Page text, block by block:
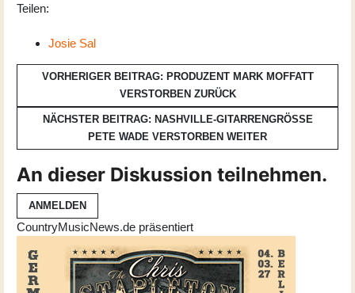
Teilen:
Josie Sal
VORHERIGER BEITRAG: PRODUZENT MARK MOFFATT
VERSTORBEN ZURÜCK
NÄCHSTER BEITRAG: NASHVILLE-GITARRENGRÖSSE P
ETE WADE VERSTORBEN WEITER
An dieser Diskussion teilnehmen.
ANMELDEN
CountryMusicNews.de präsentiert